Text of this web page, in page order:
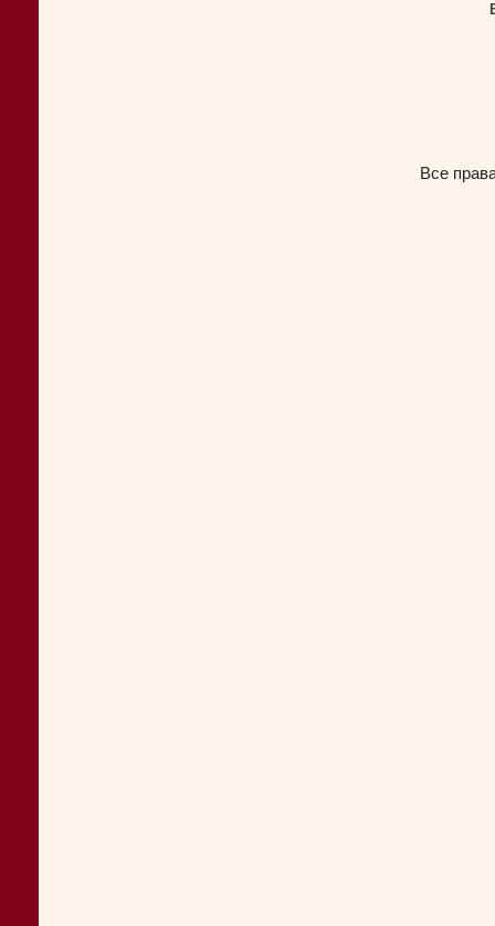
Все